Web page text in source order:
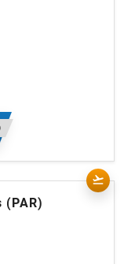
(PAR)